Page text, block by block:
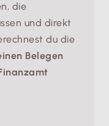
die
und direkt
du die
Belegen